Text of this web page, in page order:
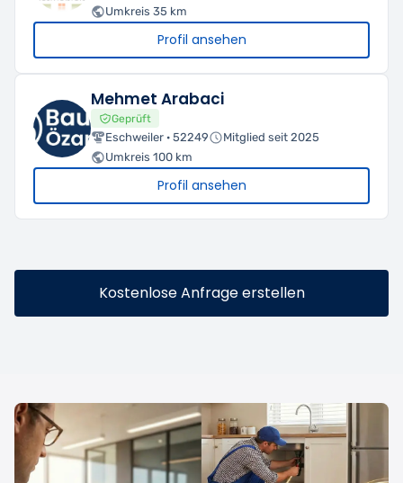
Umkreis 35 km
Profil ansehen
Mehmet Arabaci
Geprüft
Eschweiler · 52249
Mitglied seit 2025
Umkreis 100 km
Profil ansehen
Kostenlose Anfrage erstellen